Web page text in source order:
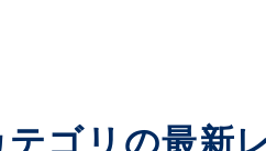
テゴリの最新